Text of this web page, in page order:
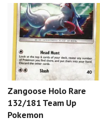
Zangoose Holo Rare
132/181 Team Up
Pokemon